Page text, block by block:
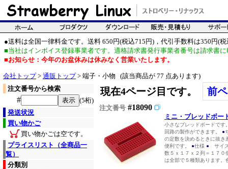
●送料は全国一律料金です。送料 650円(税込715円)，代引手数料は350円(税
■当社はインボイス登録事業者です。適格請求書発行事業者番号は請求書
■お知らせ：今年のお盆休みは休みなく営業いたします。
会社トップ> 通販トップ> 端子・小物 (該当商品が 77 点あります)
注文番号から検索
#
(5桁)
発送状況
買い物かご
買い物かごは空です。
プライスリスト（全商品一
覧）
分類別
現在4ページ目です。 前
注文番号 #18090
ミニ・ブレッドボ
小さなブレッドボードです
回路の製作ができます。 ●
の定数を決めるときに抜き
便利です。 ●仕様 ● サイ
数５ｘ１７ｘ２列＝１７０
は全部で５種類あります。